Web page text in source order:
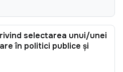
selectarea unui/unei
în politici publice și